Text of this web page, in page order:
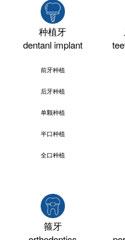
种植牙
dentanl implant
前牙种植
后牙种植
单颗种植
半口种植
全口种植
箍牙